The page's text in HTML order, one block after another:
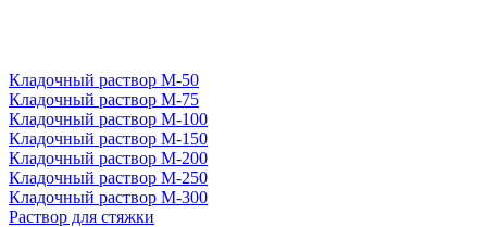
Кладочный раствор М-50
Кладочный раствор М-75
Кладочный раствор М-100
Кладочный раствор М-150
Кладочный раствор М-200
Кладочный раствор М-250
Кладочный раствор М-300
Раствор для стяжки